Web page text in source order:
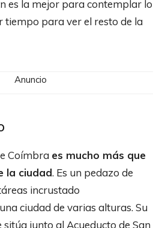
es la mejor para contemplar lo
tiempo para ver el resto de la
Anuncio
Coímbra es mucho más que
la ciudad. Es un pedazo de
incrustado
ciudad de varias alturas. Su
junto al Acueducto de San